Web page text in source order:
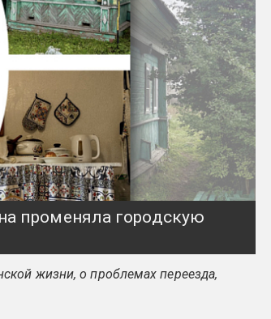
променяла городскую
жизни, о проблемах переезда,